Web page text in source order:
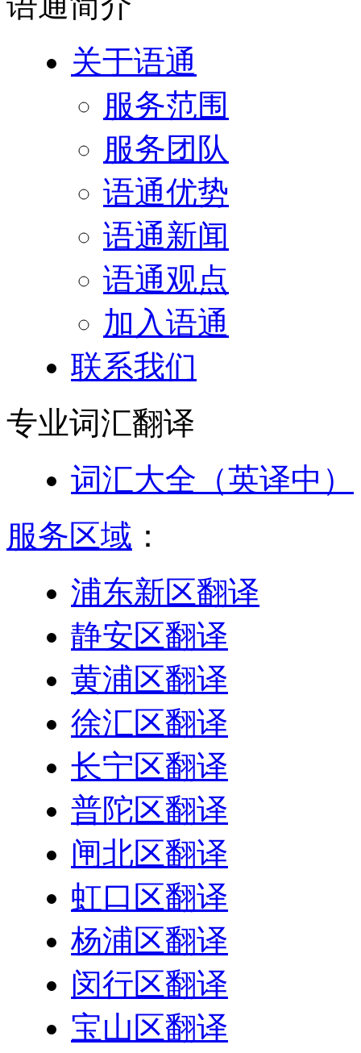
关于语通
服务范围
服务团队
语通优势
语通新闻
语通观点
加入语通
联系我们
专业词汇翻译
词汇大全（英译中）
服务区域 ：
浦东新区翻译
静安区翻译
黄浦区翻译
徐汇区翻译
长宁区翻译
普陀区翻译
闸北区翻译
虹口区翻译
杨浦区翻译
闵行区翻译
宝山区翻译